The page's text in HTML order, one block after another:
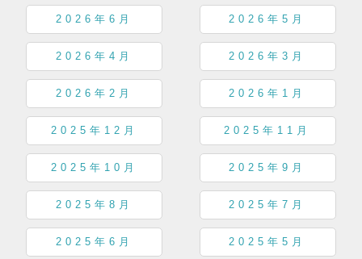
2026年6月 2026年5月
2026年4月 2026年3月
2026年2月 2026年1月
2025年12月 2025年11月
2025年10月 2025年9月
2025年8月 2025年7月
2025年6月 2025年5月